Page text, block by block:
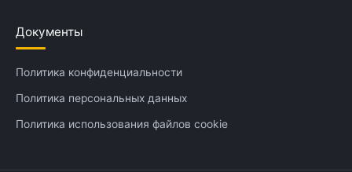
Документы
Политика конфиденциальности
Политика персональных данных
Политика использования файлов cookie